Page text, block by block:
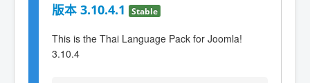
版本 3.10.4.1 Stable
This is the Thai Language Pack for Joomla!
3.10.4